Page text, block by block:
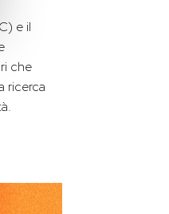
e il
che
ricerca